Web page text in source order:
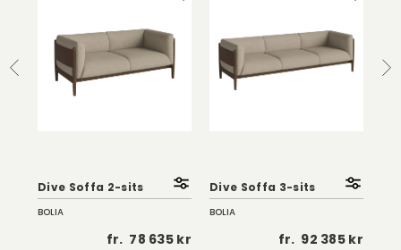
Dive Soffa 2-sits
BOLIA
fr. 78 635 kr
Dive Soffa 3-sits
BOLIA
fr. 92 385 kr